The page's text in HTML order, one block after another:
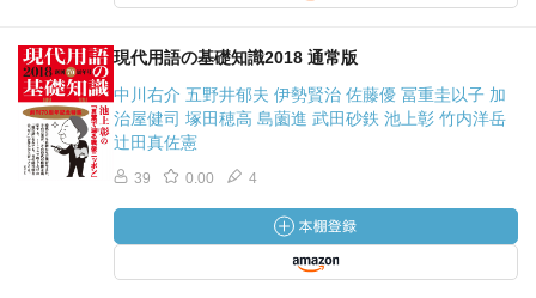
現代用語の基礎知識2018 通常版
中川右介 五野井郁夫 伊勢賢治 佐藤優 冨重圭以子 加
治屋健司 塚田穂高 島薗進 武田砂鉄 池上彰 竹内洋岳
辻田真佐憲
39 0.00 4